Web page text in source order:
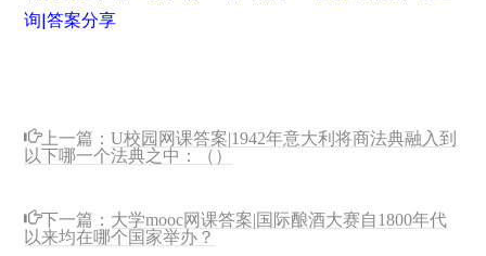
询|答案分享
上一篇：U校园网课答案|1942年意大利将商法典融入到
以下哪一个法典之中：（）
下一篇： 大学mooc网课答案|国际酿酒大赛自1800年代
以来均在哪个国家举办？